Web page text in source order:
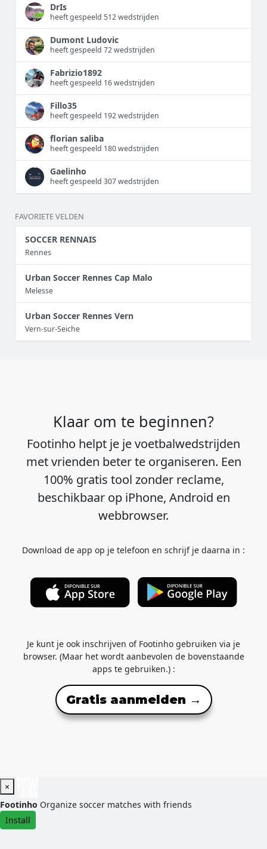
DrIs
heeft gespeeld 512 wedstrijden
Dumont Ludovic
heeft gespeeld 72 wedstrijden
Fabrizio1892
heeft gespeeld 16 wedstrijden
Fillo35
heeft gespeeld 192 wedstrijden
florian saliba
heeft gespeeld 180 wedstrijden
Gaelinho
heeft gespeeld 307 wedstrijden
FAVORIETE VELDEN
SOCCER RENNAIS
Rennes
Urban Soccer Rennes Cap Malo
Melesse
Urban Soccer Rennes Vern
Vern-sur-Seiche
Klaar om te beginnen?
Footinho helpt je je voetbalwedstrijden
met vrienden beter te organiseren. Een
100% gratis tool zonder reclame,
beschikbaar op iPhone, Android en
webbrowser.
Download de app op je telefoon en schrijf je daarna in :
Je kunt je ook inschrijven of Footinho gebruiken via je
browser. (Maar het wordt aanbevolen de bovenstaande
apps te gebruiken.) :
Gratis aanmelden →
×
Footinho Organize soccer matches with friends
Install